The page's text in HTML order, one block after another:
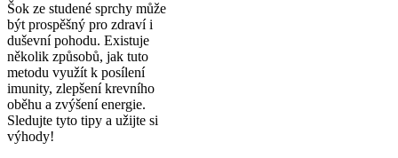
Šok ze studené sprchy může
být prospěšný pro zdraví i
duševní pohodu. Existuje
několik způsobů, jak tuto
metodu využít k posílení
imunity, zlepšení krevního
oběhu a zvýšení energie.
Sledujte tyto tipy a užijte si
výhody!